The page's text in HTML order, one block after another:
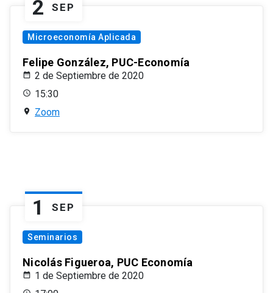
2 SEP
Microeconomía Aplicada
Felipe González, PUC-Economía
2 de Septiembre de 2020
15:30
Zoom
1 SEP
Seminarios
Nicolás Figueroa, PUC Economía
1 de Septiembre de 2020